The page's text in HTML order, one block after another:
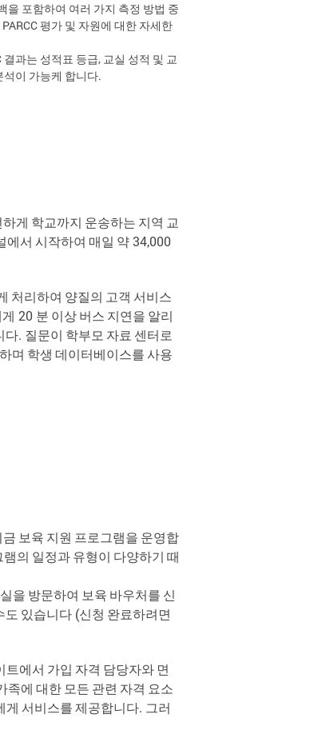
을 포함하여 여러 가지 측정 방법 중
평가 및 자원에 대한 자세한
과는 성적표 등급, 교실 성적 및 교
이 가능케 합니다.
게 학교까지 운송하는 지역 교
에서 시작하여 매일 약34,000
처리하여 양질의 고객 서비스
20 분 이상버스 지연을 알리
다. 질문이 학부모 자료센터로
며 학생 데이터베이스를사용
금 보육 지원 프로그램을 운영합
램의 일정과유형이 다양하기 때
을 방문하여 보육 바우처를 신
도 있습니다 (신청 완료하려면
트에서 가입 자격 담당자와 면
족에 대한모든 관련 자격 요소
게 서비스를제공합니다. 그러